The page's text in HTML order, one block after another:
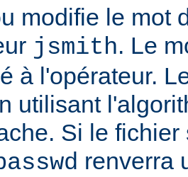
modifie le mot
jsmith. Le
à l'opérateur.
utilisant
Si le
renverra